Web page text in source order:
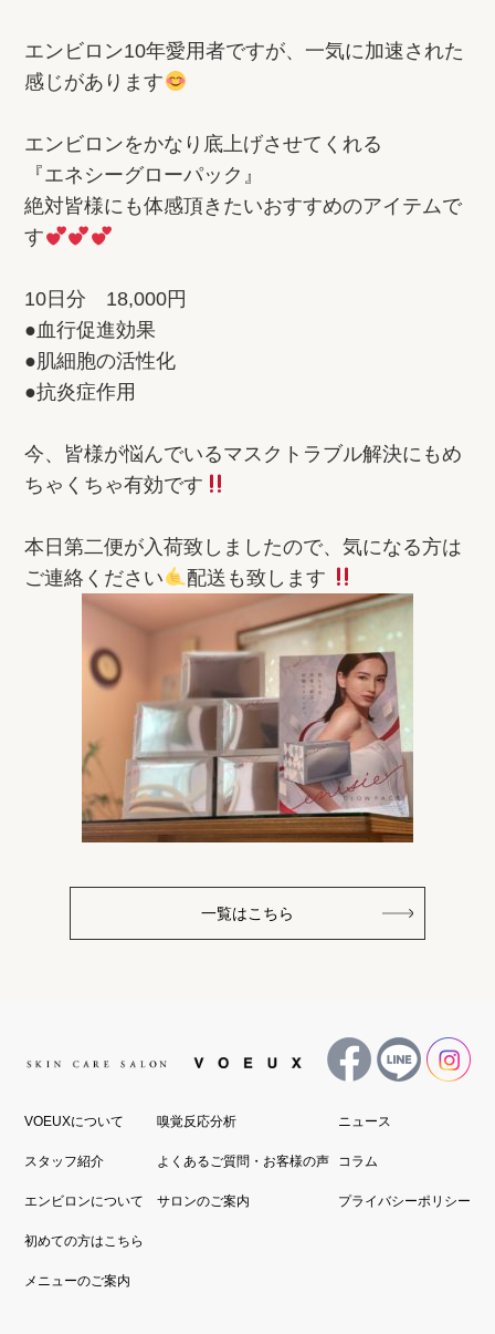
エンビロン10年愛用者ですが、一気に加速された
感じがあります
エンビロンをかなり底上げさせてくれる
『エネシーグローパック』
絶対皆様にも体感頂きたいおすすめのアイテムで
す
10日分 18,000円
●血行促進効果
●肌細胞の活性化
●抗炎症作用
今、皆様が悩んでいるマスクトラブル解決にもめ
ちゃくちゃ有効です
本日第二便が入荷致しましたので、気になる方は
ご連絡ください
配送も致します
一覧はこちら
VOEUXについて
スタッフ紹介
エンビロンについて
初めての方はこちら
メニューのご案内
嗅覚反応分析
よくあるご質問・お客様の声
サロンのご案内
ニュース
コラム
プライバシーポリシー